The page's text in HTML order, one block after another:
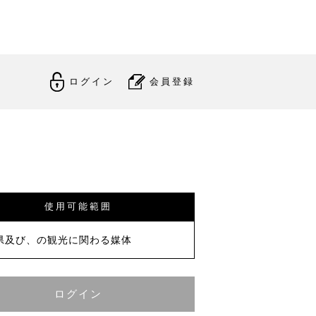
ログイン 会員登録
使用可能範囲
及び、の観光に関わる媒体
ログイン